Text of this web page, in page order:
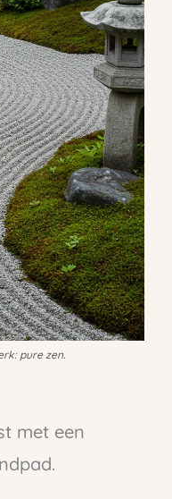
pure zen.
met een